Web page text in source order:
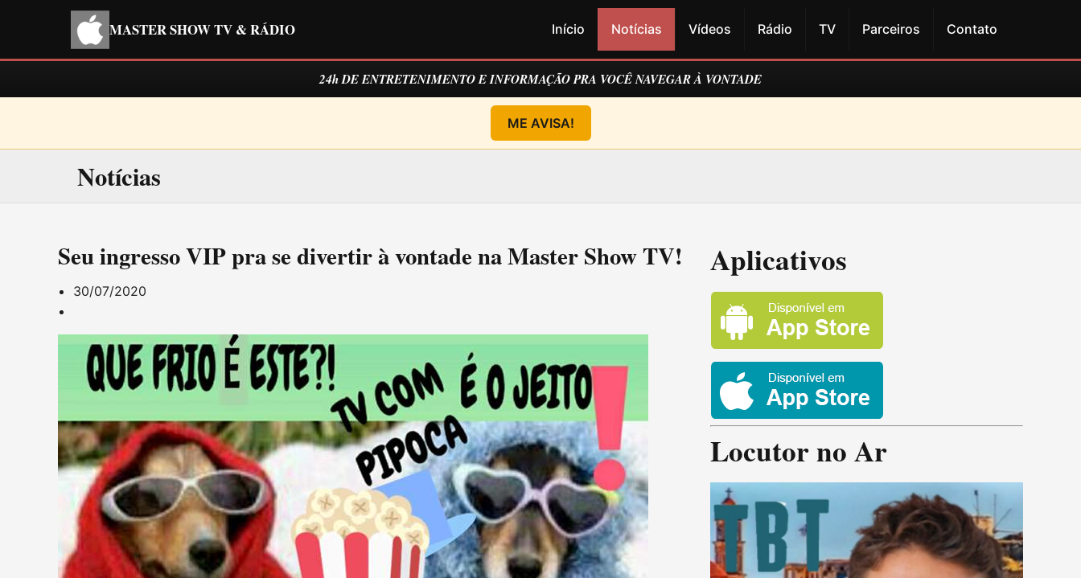
MASTER SHOW TV & RÁDIO Início Notícias Vídeos Rádio TV Parceiros Contato
24h DE ENTRETENIMENTO E INFORMAÇÃO PRA VOCÊ NAVEGAR À VONTADE
ME AVISA!
Notícias
Seu ingresso VIP pra se divertir à vontade na Master Show TV!
30/07/2020
Aplicativos
Locutor no Ar